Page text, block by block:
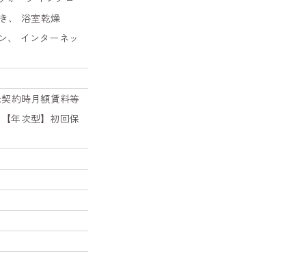
、 浴室乾燥
、 インターネッ
約時月額賃料等
年次型】初回保